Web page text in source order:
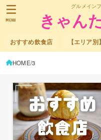
グルメイン
きゃん
おすすめ飲食店 【エリア
MENU
HOME 3